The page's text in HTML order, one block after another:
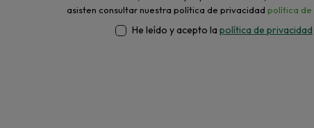
asisten consultar nuestra política de privacidad política de
He leído y acepto la política de privacidad